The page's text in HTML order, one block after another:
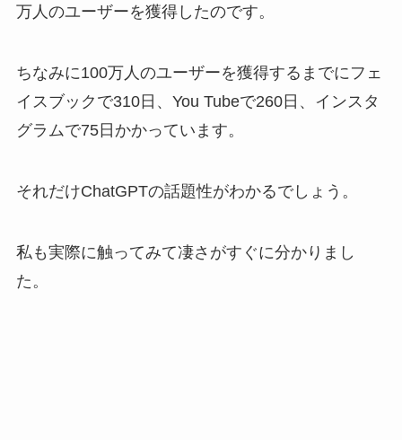
万人のユーザーを獲得したのです。
ちなみに100万人のユーザーを獲得するまでにフェ
イスブックで310日、You Tubeで260日、インスタ
グラムで75日かかっています。
それだけChatGPTの話題性がわかるでしょう。
私も実際に触ってみて凄さがすぐに分かりまし
た。